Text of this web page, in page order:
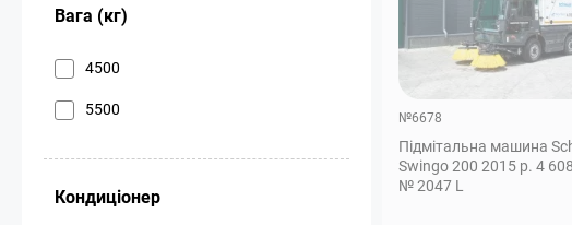
Вага (кг)
4500
5500
Кондиціонер
№6678
Підмітальна машина
Swingo 200 2015 р. 4
№ 2047 L